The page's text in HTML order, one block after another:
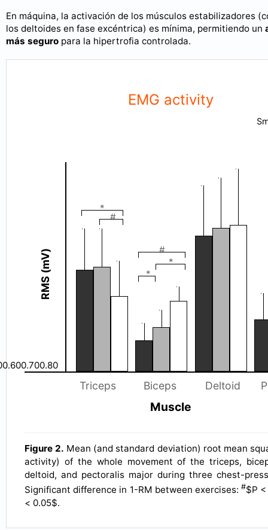
En máquina, la activación de los músculos estabilizadores
los deltoides en fase excéntrica) es mínima, permitiendo un
más seguro para la hipertrofia controlada.
EMG activity
RMS (mV)
*
#
#
*
*
Triceps Biceps Deltoid
Muscle
Figure 2. Mean (and standard deviation) root mean
activity) of the whole movement of the triceps,
deltoid, and pectoralis major during three chest-
Significant difference in 1-RM between exercises:#$P
< 0.05$.